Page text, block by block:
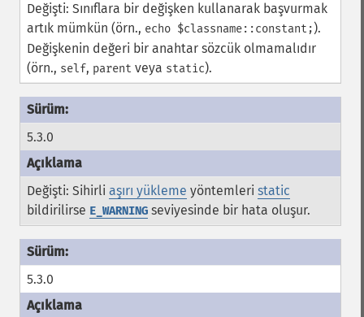
Değişti: Sınıflara bir değişken kullanarak başvurmak
artık mümkün (örn., echo $classname::constant;).
Değişkenin değeri bir anahtar sözcük olmamalıdır
(örn., self, parent veya static).
5.3.0
Değişti: Sihirli aşırı yükleme yöntemleri static
bildirilirse E_WARNING seviyesinde bir hata oluşur.
5.3.0